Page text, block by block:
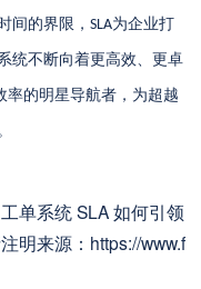
间的界限，SLA为企业打
统不断向着更高效、更卓
率的明星导航者，为超越
单系统 SLA 如何引领
明来源：https://www.f